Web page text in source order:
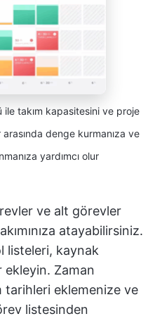
ile takım kapasitesini ve proje
denge kurmanıza ve
yardımcı olur
ve alt görevler
atayabilirsiniz.
listeleri, kaynak
ekleyin. Zaman
eklemenize ve
listesinden